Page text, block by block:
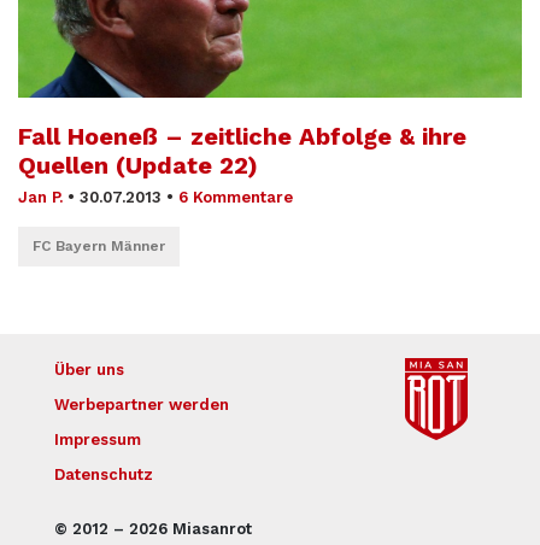
Fall Hoeneß – zeitliche Abfolge & ihre
Quellen (Update 22)
Jan P. • 30.07.2013 • 6 Kommentare
FC Bayern Männer
© 2012 – 2026 Miasanrot
Über uns
Werbepartner werden
Impressum
Datenschutz